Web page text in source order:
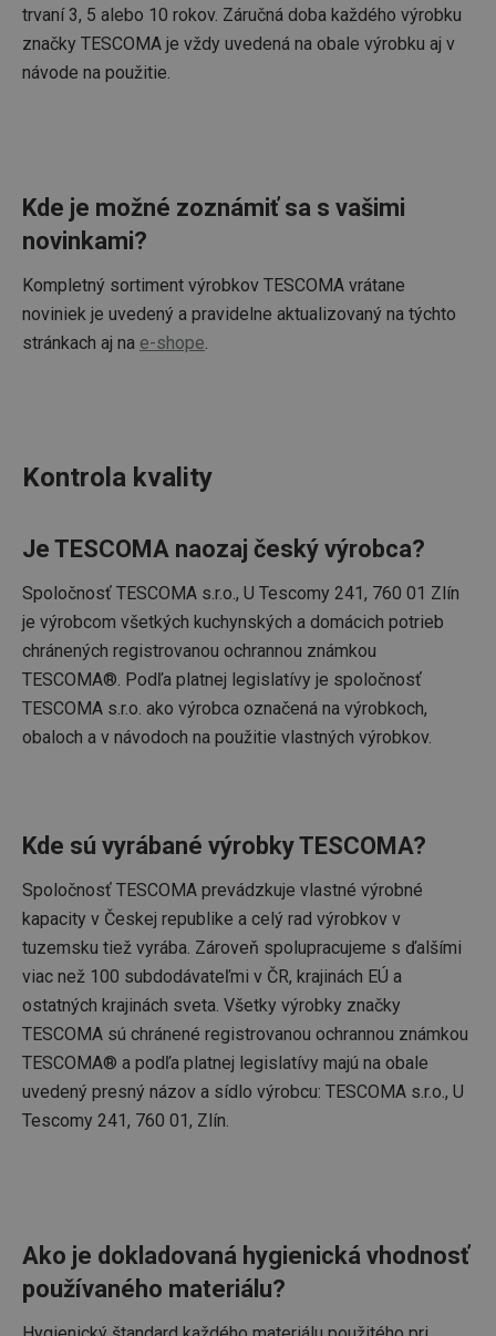
trvaní 3, 5 alebo 10 rokov. Záručná doba každého výrobku
značky TESCOMA je vždy uvedená na obale výrobku aj v
návode na použitie.
Kde je možné zoznámiť sa s vašimi
novinkami?
Kompletný sortiment výrobkov TESCOMA vrátane
noviniek je uvedený a pravidelne aktualizovaný na týchto
stránkach aj na e-shope.
Kontrola kvality
Je TESCOMA naozaj český výrobca?
Spoločnosť TESCOMA s.r.o., U Tescomy 241, 760 01 Zlín
je výrobcom všetkých kuchynských a domácich potrieb
chránených registrovanou ochrannou známkou
TESCOMA®. Podľa platnej legislatívy je spoločnosť
TESCOMA s.r.o. ako výrobca označená na výrobkoch,
obaloch a v návodoch na použitie vlastných výrobkov.
Kde sú vyrábané výrobky TESCOMA?
Spoločnosť TESCOMA prevádzkuje vlastné výrobné
kapacity v Českej republike a celý rad výrobkov v
tuzemsku tiež vyrába. Zároveň spolupracujeme s ďalšími
viac než 100 subdodávateľmi v ČR, krajinách EÚ a
ostatných krajinách sveta. Všetky výrobky značky
TESCOMA sú chránené registrovanou ochrannou známkou
TESCOMA® a podľa platnej legislatívy majú na obale
uvedený presný názov a sídlo výrobcu: TESCOMA s.r.o., U
Tescomy 241, 760 01, Zlín.
Ako je dokladovaná hygienická vhodnosť
používaného materiálu?